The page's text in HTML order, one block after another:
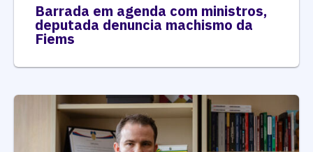
Barrada em agenda com ministros,
deputada denuncia machismo da
Fiems